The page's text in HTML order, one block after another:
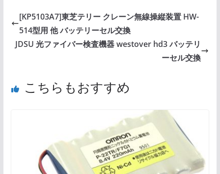
[KP5103A7]東芝テリー クレーン無線操縦装置 HW-
514型用 他 バッテリーセル交換
JDSU 光ファイバー検査機器 westover hd3 バッテリ
ーセル交換
こちらもおすすめ